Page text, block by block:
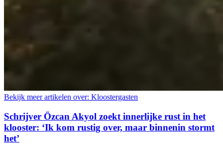
Bekijk meer artikelen over: Kloostergasten
Schrijver Özcan Akyol zoekt innerlijke rust in het
klooster: ‘Ik kom rustig over, maar binnenin stormt
het’